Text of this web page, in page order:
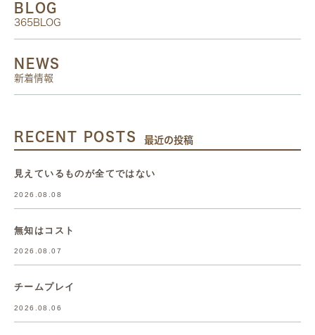
BLOG
365BLOG
NEWS
新着情報
RECENT POSTS 最近の投稿
見えているものが全てではない
2026.08.08
無知はコスト
2026.08.07
チームプレイ
2026.08.06